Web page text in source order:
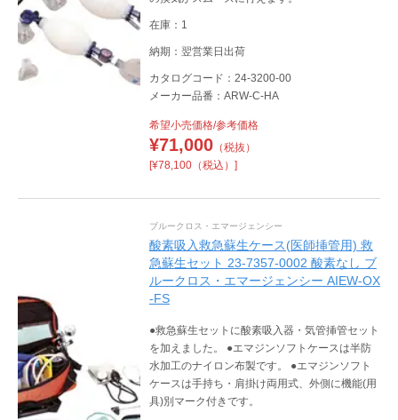
在庫：1
納期：翌営業日出荷
カタログコード：24-3200-00
メーカー品番：ARW-C-HA
希望小売価格/参考価格
¥71,000（税抜）
[¥78,100（税込）]
ブルークロス・エマージェンシー
酸素吸入救急蘇生ケース(医師挿管用) 救
急蘇生セット 23-7357-0002 酸素なし ブ
ルークロス・エマージェンシー AIEW-OX
-FS
●救急蘇生セットに酸素吸入器・気管挿管セット
を加えました。 ●エマジンソフトケースは半防
水加工のナイロン布製です。 ●エマジンソフト
ケースは手持ち・肩掛け両用式、外側に機能(用
具)別マーク付きです。